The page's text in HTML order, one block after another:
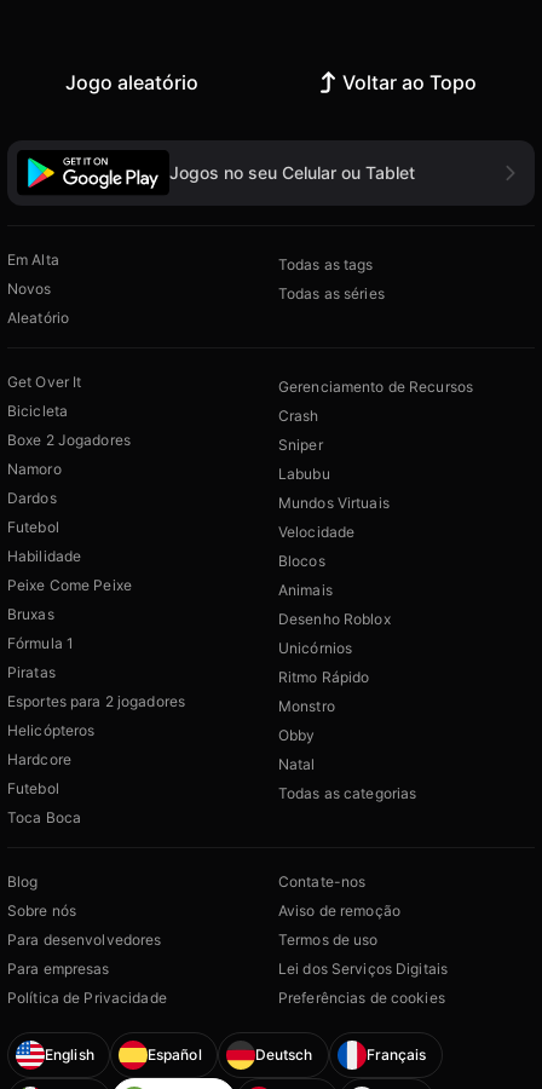
Jogo aleatório Voltar ao Topo
Jogos no seu Celular ou Tablet
Em Alta
Novos
Aleatório
Todas as tags
Todas as séries
Get Over It
Bicicleta
Boxe 2 Jogadores
Namoro
Dardos
Futebol
Habilidade
Peixe Come Peixe
Bruxas
Fórmula 1
Piratas
Esportes para 2 jogadores
Helicópteros
Hardcore
Futebol
Toca Boca
Gerenciamento de Recursos
Crash
Sniper
Labubu
Mundos Virtuais
Velocidade
Blocos
Animais
Desenho Roblox
Unicórnios
Ritmo Rápido
Monstro
Obby
Natal
Todas as categorias
Blog
Sobre nós
Para desenvolvedores
Para empresas
Política de Privacidade
Contate-nos
Aviso de remoção
Termos de uso
Lei dos Serviços Digitais
Preferências de cookies
English Español Deutsch Français